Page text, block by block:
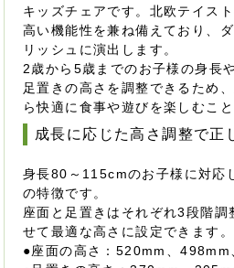
キッズチェアです。北欧テイス
高い機能性を兼ね備えており、
リッシュに演出します。
2歳から5歳までのお子様の身長
足置きの高さを調整できるため
ら快適に食事や遊びを楽しむこと
成長に応じた高さ調整で正
身長80～115cmのお子様に対応
の特徴です。
座面と足置きはそれぞれ3段階調
せて最適な高さに設定できます。
●座面の高さ：520mm、498mm